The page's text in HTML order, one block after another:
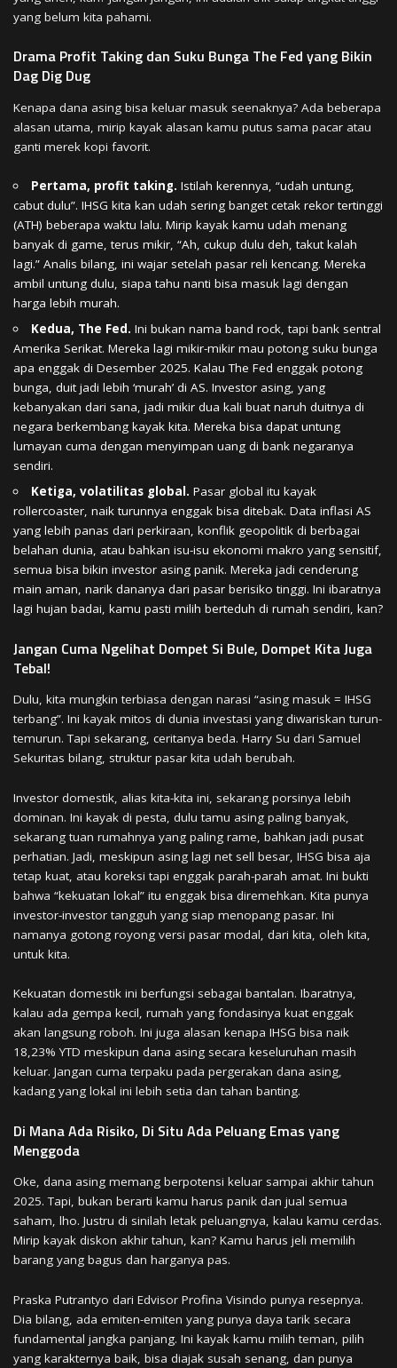
yang belum kita pahami.
Drama Profit Taking dan Suku Bunga The Fed yang Bikin
Dag Dig Dug
Kenapa dana asing bisa keluar masuk seenaknya? Ada beberapa
alasan utama, mirip kayak alasan kamu putus sama pacar atau
ganti merek kopi favorit.
Pertama, profit taking. Istilah kerennya, “udah untung,
cabut dulu”. IHSG kita kan udah sering banget cetak rekor tertinggi
(ATH) beberapa waktu lalu. Mirip kayak kamu udah menang
banyak di game, terus mikir, “Ah, cukup dulu deh, takut kalah
lagi.” Analis bilang, ini wajar setelah pasar reli kencang. Mereka
ambil untung dulu, siapa tahu nanti bisa masuk lagi dengan
harga lebih murah.
Kedua, The Fed. Ini bukan nama band rock, tapi bank sentral
Amerika Serikat. Mereka lagi mikir-mikir mau potong suku bunga
apa enggak di Desember 2025. Kalau The Fed enggak potong
bunga, duit jadi lebih ‘murah’ di AS. Investor asing, yang
kebanyakan dari sana, jadi mikir dua kali buat naruh duitnya di
negara berkembang kayak kita. Mereka bisa dapat untung
lumayan cuma dengan menyimpan uang di bank negaranya
sendiri.
Ketiga, volatilitas global. Pasar global itu kayak
rollercoaster, naik turunnya enggak bisa ditebak. Data inflasi AS
yang lebih panas dari perkiraan, konflik geopolitik di berbagai
belahan dunia, atau bahkan isu-isu ekonomi makro yang sensitif,
semua bisa bikin investor asing panik. Mereka jadi cenderung
main aman, narik dananya dari pasar berisiko tinggi. Ini ibaratnya
lagi hujan badai, kamu pasti milih berteduh di rumah sendiri, kan?
Jangan Cuma Ngelihat Dompet Si Bule, Dompet Kita Juga
Tebal!
Dulu, kita mungkin terbiasa dengan narasi “asing masuk = IHSG
terbang”. Ini kayak mitos di dunia investasi yang diwariskan turun-
temurun. Tapi sekarang, ceritanya beda. Harry Su dari Samuel
Sekuritas bilang, struktur pasar kita udah berubah.
Investor domestik, alias kita-kita ini, sekarang porsinya lebih
dominan. Ini kayak di pesta, dulu tamu asing paling banyak,
sekarang tuan rumahnya yang paling rame, bahkan jadi pusat
perhatian. Jadi, meskipun asing lagi net sell besar, IHSG bisa aja
tetap kuat, atau koreksi tapi enggak parah-parah amat. Ini bukti
bahwa “kekuatan lokal” itu enggak bisa diremehkan. Kita punya
investor-investor tangguh yang siap menopang pasar. Ini
namanya gotong royong versi pasar modal, dari kita, oleh kita,
untuk kita.
Kekuatan domestik ini berfungsi sebagai bantalan. Ibaratnya,
kalau ada gempa kecil, rumah yang fondasinya kuat enggak
akan langsung roboh. Ini juga alasan kenapa IHSG bisa naik
18,23% YTD meskipun dana asing secara keseluruhan masih
keluar. Jangan cuma terpaku pada pergerakan dana asing,
kadang yang lokal ini lebih setia dan tahan banting.
Di Mana Ada Risiko, Di Situ Ada Peluang Emas yang
Menggoda
Oke, dana asing memang berpotensi keluar sampai akhir tahun
2025. Tapi, bukan berarti kamu harus panik dan jual semua
saham, lho. Justru di sinilah letak peluangnya, kalau kamu cerdas.
Mirip kayak diskon akhir tahun, kan? Kamu harus jeli memilih
barang yang bagus dan harganya pas.
Praska Putrantyo dari Edvisor Profina Visindo punya resepnya.
Dia bilang, ada emiten-emiten yang punya daya tarik secara
fundamental jangka panjang. Ini kayak kamu milih teman, pilih
yang karakternya baik, bisa diajak susah senang, dan punya